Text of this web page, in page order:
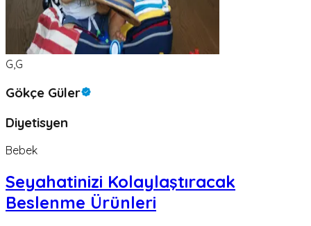
G,G
Gökçe Güler
Diyetisyen
Bebek
Seyahatinizi Kolaylaştıracak
Beslenme Ürünleri